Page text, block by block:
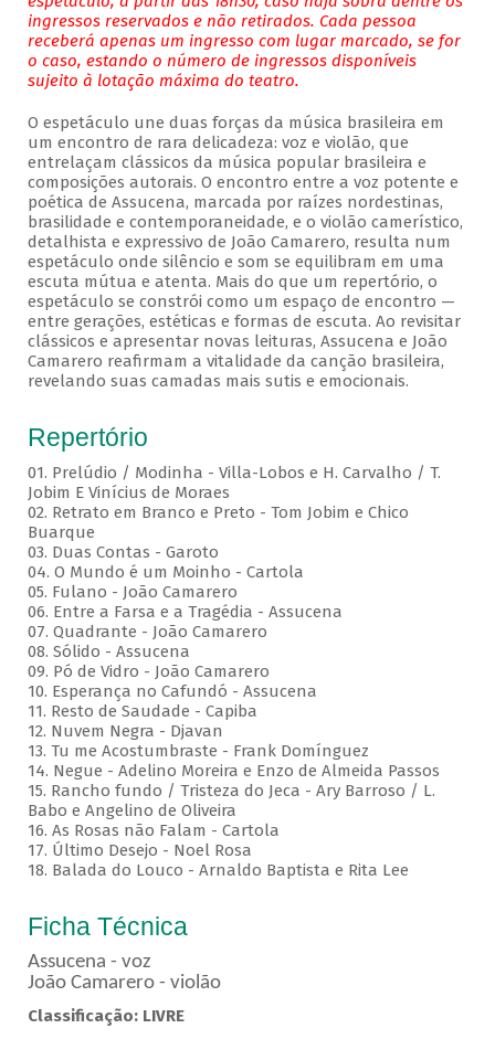
ingressos reservados e não retirados. Cada pessoa
receberá apenas um ingresso com lugar marcado, se for
o caso, estando o número de ingressos disponíveis
sujeito à lotação máxima do teatro.
O espetáculo une duas forças da música brasileira em
um encontro de rara delicadeza: voz e violão, que
entrelaçam clássicos da música popular brasileira e
composições autorais. O encontro entre a voz potente e
poética de Assucena, marcada por raízes nordestinas,
brasilidade e contemporaneidade, e o violão camerístico,
detalhista e expressivo de João Camarero, resulta num
espetáculo onde silêncio e som se equilibram em uma
escuta mútua e atenta. Mais do que um repertório, o
espetáculo se constrói como um espaço de encontro —
entre gerações, estéticas e formas de escuta. Ao revisitar
clássicos e apresentar novas leituras, Assucena e João
Camarero reafirmam a vitalidade da canção brasileira,
revelando suas camadas mais sutis e emocionais.
Repertório
01. Prelúdio / Modinha - Villa-Lobos e H. Carvalho / T.
Jobim E Vinícius de Moraes
02. Retrato em Branco e Preto - Tom Jobim e Chico
Buarque
03. Duas Contas - Garoto
04. O Mundo é um Moinho - Cartola
05. Fulano - João Camarero
06. Entre a Farsa e a Tragédia - Assucena
07. Quadrante - João Camarero
08. Sólido - Assucena
09. Pó de Vidro - João Camarero
10. Esperança no Cafundó - Assucena
11. Resto de Saudade - Capiba
12. Nuvem Negra - Djavan
13. Tu me Acostumbraste - Frank Domínguez
14. Negue - Adelino Moreira e Enzo de Almeida Passos
15. Rancho fundo / Tristeza do Jeca - Ary Barroso / L.
Babo e Angelino de Oliveira
16. As Rosas não Falam - Cartola
17. Último Desejo - Noel Rosa
18. Balada do Louco - Arnaldo Baptista e Rita Lee
Ficha Técnica
Assucena - voz
João Camarero - violão
Classificação: LIVRE